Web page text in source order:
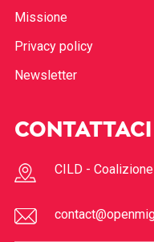
Missione
Privacy policy
Newsletter
CONTATTACI
CILD -